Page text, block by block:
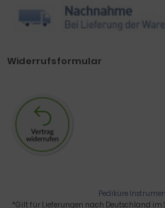
Widerrufsformular
Pediküre
*Gilt für Lieferungen nach Deutschland im